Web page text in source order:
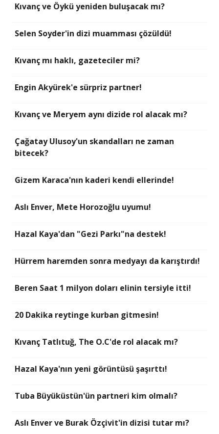
Kıvanç ve Öykü yeniden buluşacak mı?
Selen Soyder'in dizi muamması çözüldü!
Kıvanç mı haklı, gazeteciler mi?
Engin Akyürek'e sürpriz partner!
Kıvanç ve Meryem aynı dizide rol alacak mı?
Çağatay Ulusoy'un skandalları ne zaman
bitecek?
Gizem Karaca'nın kaderi kendi ellerinde!
Aslı Enver, Mete Horozoğlu uyumu!
Hazal Kaya'dan "Gezi Parkı"na destek!
Hürrem haremden sonra medyayı da karıştırdı!
Beren Saat 1 milyon doları elinin tersiyle itti!
20 Dakika reytinge kurban gitmesin!
Kıvanç Tatlıtuğ, The O.C'de rol alacak mı?
Hazal Kaya'nın yeni görüntüsü şaşırttı!
Tuba Büyüküstün'ün partneri kim olmalı?
Aslı Enver ve Burak Özçivit'in dizisi tutar mı?